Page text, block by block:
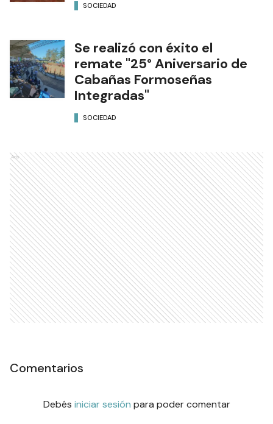
SOCIEDAD
Se realizó con éxito el
remate "25° Aniversario de
Cabañas Formoseñas
Integradas"
SOCIEDAD
Ads
Comentarios
Debés iniciar sesión para poder comentar